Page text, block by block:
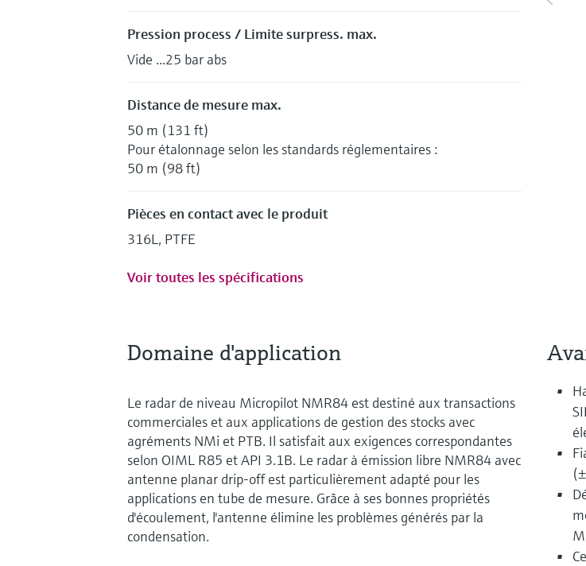
Pression process / Limite surpress. max.
Vide ...25 bar abs
Distance de mesure max.
50 m (131 ft)
Pour étalonnage selon les standards réglementaires :
50 m (98 ft)
Pièces en contact avec le produit
316L, PTFE
Voir toutes les spécifications
Domaine d'application
Le radar de niveau Micropilot NMR84 est destiné aux transactions
commerciales et aux applications de gestion des stocks avec
agréments NMi et PTB. Il satisfait aux exigences correspondantes
selon OIML R85 et API 3.1B. Le radar à émission libre NMR84 avec
antenne planar drip-off est particulièrement adapté pour les
applications en tube de mesure. Grâce à ses bonnes propriétés
d'écoulement, l'antenne élimine les problèmes générés par la
condensation.